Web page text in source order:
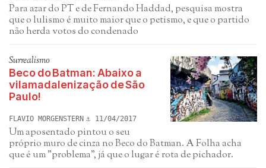
Para azar do PT e de Fernando Haddad, pesquisa mostra
que o lulismo é muito maior que o petismo, e que o partido
não herda votos do condenado
Surrealismo
Beco do Batman: Abaixo a
vilamadalenização de São
Paulo!
FLAVIO MORGENSTERN 11/04/2017
Um aposentado pintou o seu
próprio muro de cinza no Beco do Batman. A Folha acha
que é um "problema", já que o lugar é rota de pichador.